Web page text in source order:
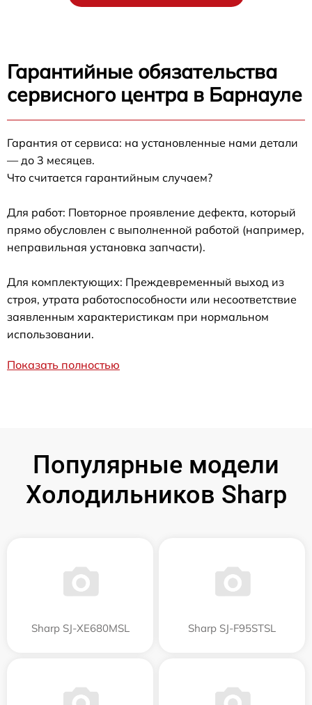
Гарантийные обязательства
сервисного центра в Барнауле
Гарантия от сервиса: на установленные нами детали
— до 3 месяцев.
Что считается гарантийным случаем?
Для работ: Повторное проявление дефекта, который
прямо обусловлен с выполненной работой (например,
неправильная установка запчасти).
Для комплектующих: Преждевременный выход из
строя, утрата работоспособности или несоответствие
заявленным характеристикам при нормальном
использовании.
Показать полностью
Популярные модели
Холодильников Sharp
Sharp SJ-XE680MSL Sharp SJ-F95STSL